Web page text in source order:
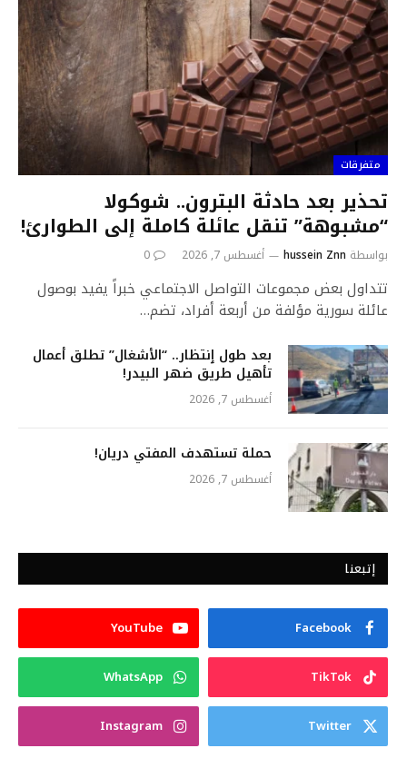
متفرقات
تحذير بعد حادثة البترون.. شوكولا
“مشبوهة” تنقل عائلة كاملة إلى الطوارئ!
بواسطة hussein Znn أغسطس 7, 2026 0
تتداول بعض مجموعات التواصل الاجتماعي خبراً يفيد بوصول
عائلة سورية مؤلفة من أربعة أفراد، تضم…
بعد طول ٳنتظار.. “الأشغال” تطلق أعمال
تأهيل طريق ضهر البيدر!
أغسطس 7, 2026
حملة تستهدف المفتي دريان!
أغسطس 7, 2026
إتبعنا
Facebook
YouTube
TikTok
WhatsApp
Twitter
Instagram